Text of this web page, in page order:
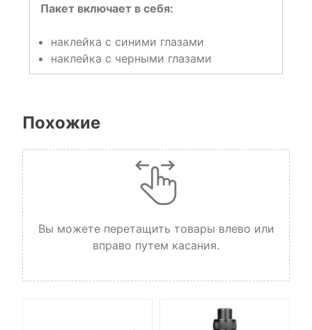
Пакет включает в себя:
наклейка с синими глазами
наклейка с черными глазами
Похожие
Вы можете перетащить товары влево или
вправо путем касания.